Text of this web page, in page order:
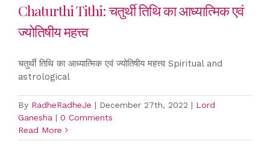
Chaturthi Tithi: चतुर्थी तिथि का आध्यात्मिक एवं
ज्योतिषीय महत्त्व
चतुर्थी तिथि का आध्यात्मिक एवं ज्योतिषीय महत्त्व Spiritual and
astrological
By RadheRadheJe | December 27th, 2022 | Lord
Ganesha | 0 Comments
Read More